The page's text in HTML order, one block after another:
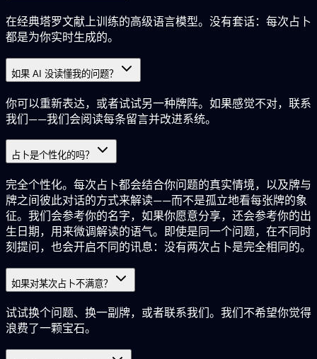
在经典塔罗文献上训练的高级语言模型。没有套话：每次占卜
都是为你实时生成的。
如果 AI 没读懂我的问题？
你可以重新表达，或者试试另一种牌阵。如果感觉不对，联系
我们——我们会阅读每条留言并改进系统。
占卜是个性化的吗？
完全个性化。每次占卜都会结合你问题的真实情境，以及牌与
牌之间彼此对话的方式来解读——而不是孤立地看每张牌的象
征。我们会参考你的名字，如果你愿意分享，还会参考你的出
生日期，用来微调解读的语气。即使是同一个问题，在不同时
刻提问，也会开启不同的讯息：没有两次占卜是完全相同的。
如果对某次占卜不满意？
试试换个问题、换一副牌，或者联系我们。我们不希望你觉得
浪费了一颗宝石。